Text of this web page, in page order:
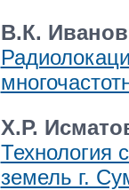
В.К.
Х.Р.
Технология
земель г.